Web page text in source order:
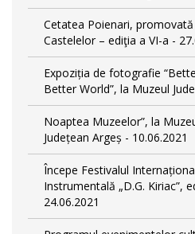
Cetatea Poienari,
Castelelor – ediţia a VI-a -
Expoziția de fotografie
Better World”, la Muzeul
Noaptea Muzeelor”, la
Județean Argeș - 10.06.2021
Începe Festivalul
Instrumentală „D.G. Kiriac”,
24.06.2021